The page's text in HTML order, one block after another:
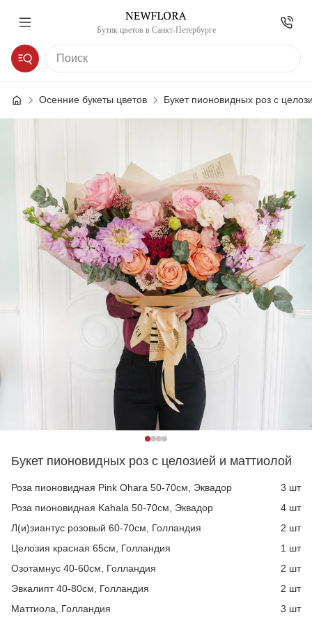
Бутик цветов в Санкт-Петербурге
Осенние букеты цветов Букет пионовидных роз с
Букет пионовидных роз с целозией и маттиолой
Роза пионовидная Pink Ohara 50-70см, Эквадор
3 шт
Роза пионовидная Kahala 50-70см, Эквадор
4 шт
Л(и)зиантус розовый 60-70см, Голландия
2 шт
Целозия красная 65см, Голландия
1 шт
Озотамнус 40-60см, Голландия
2 шт
Эвкалипт 40-80см, Голландия
2 шт
Маттиола, Голландия
3 шт